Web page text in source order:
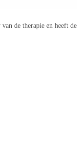
de therapie en heeft de